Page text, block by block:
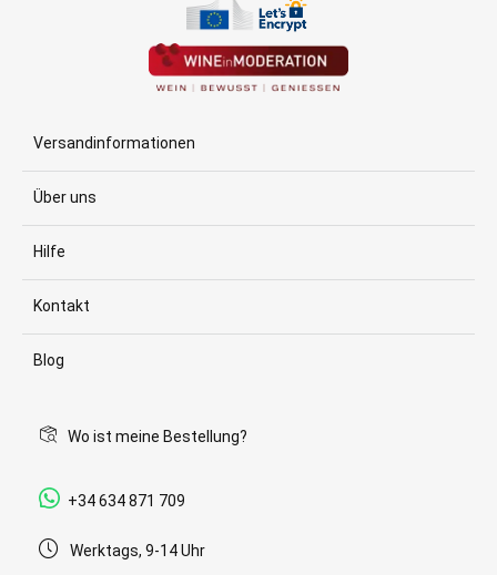
Versandinformationen
Über uns
Hilfe
Kontakt
Blog
Wo ist meine Bestellung?
+34 634 871 709
Werktags, 9-14 Uhr